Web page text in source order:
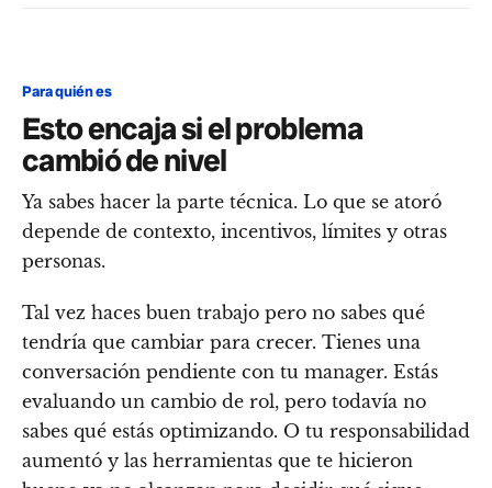
Para quién es
Esto encaja si el problema
cambió de nivel
Ya sabes hacer la parte técnica. Lo que se atoró
depende de contexto, incentivos, límites y otras
personas.
Tal vez haces buen trabajo pero no sabes qué
tendría que cambiar para crecer. Tienes una
conversación pendiente con tu manager. Estás
evaluando un cambio de rol, pero todavía no
sabes qué estás optimizando. O tu responsabilidad
aumentó y las herramientas que te hicieron